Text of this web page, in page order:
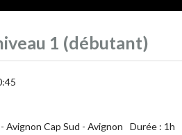
1 (débutant)
Avignon Cap Sud - Avignon Durée : 1h